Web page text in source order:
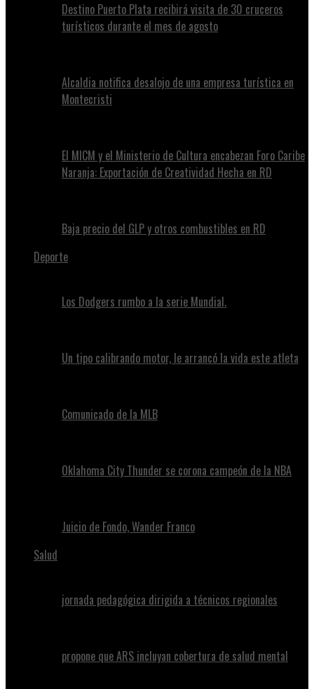
Destino Puerto Plata recibirá visita de 30 cruceros
turísticos durante el mes de agosto
Alcaldia notifica desalojo de una empresa turística en
Montecristi
El MICM y el Ministerio de Cultura encabezan Foro Caribe
Naranja: Exportación de Creatividad Hecha en RD
Baja precio del GLP y otros combustibles en RD
Deporte
Los Dodgers rumbo a la serie Mundial.
Un tipo calibrando motor, le arrancó la vida este atleta
Comunicado de la MLB
Oklahoma City Thunder se corona campeón de la NBA
Juicio de Fondo, Wander Franco
Salud
jornada pedagógica dirigida a técnicos regionales
propone que ARS incluyan cobertura de salud mental